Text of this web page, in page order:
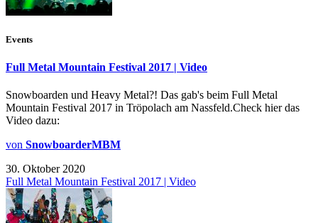
Events
Full Metal Mountain Festival 2017 | Video
Snowboarden und Heavy Metal?! Das gab's beim Full Metal
Mountain Festival 2017 in Tröpolach am Nassfeld.Check hier das
Video dazu:
von SnowboarderMBM
30. Oktober 2020
Full Metal Mountain Festival 2017 | Video